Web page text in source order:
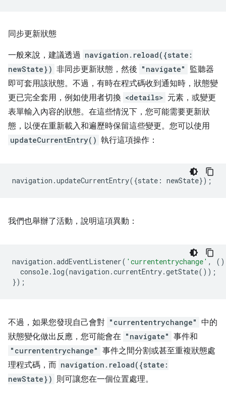
同步更新狀態
一般來說，建議透過 navigation.reload({state:
newState}) 非同步更新狀態，然後 "navigate"
監聽器
即可套用該狀態。不過，有時在程式碼收到通知時，狀態變
更已完全套用，例如使用者切換 <details> 元素，或變更
表單輸入內容的狀態。在這些情況下，您可能需要更新狀
態，以便在重新載入和遍歷時保留這些變更。您可以使用
updateCurrentEntry() 執行這項操作：
navigation .updateCurrentEntry({state : newState});
我們也舉辦了活動，說明這項異動：
navigation .addEventListener( 'currententrychange' ,
()
console. log(navigation .currentEntry.getState());
});
不過，如果您發現自己會對 "currententrychange" 中的
狀態變化做出反應，您可能會在 "navigate" 事件和
"currententrychange" 事件之間分割或甚至重複狀態處
理程式碼，而 navigation.reload({state:
newState}) 則可讓您在一個位置處理。